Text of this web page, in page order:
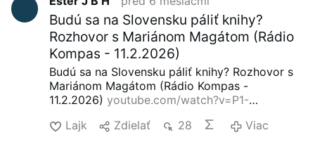
Budú sa na Slovensku páliť knihy?
Rozhovor s Mariánom Magátom (Rádio
Kompas - 11.2.2026)
Budú sa na Slovensku páliť knihy? Rozhovor s
Mariánom Magátom (Rádio Kompas -
11.2.2026) youtube.com/watch?v=P1-
Lajk
Zdielať 28 Viac